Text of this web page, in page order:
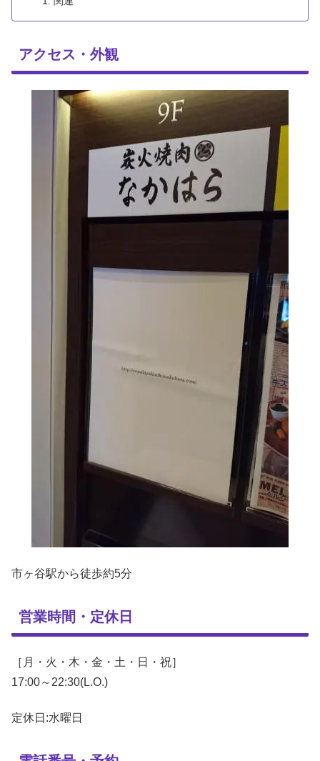
アクセス・外観
市ヶ谷駅から徒歩約5分
営業時間・定休日
［月・火・木・金・土・日・祝］
17:00～22:30(L.O.)
定休日:水曜日